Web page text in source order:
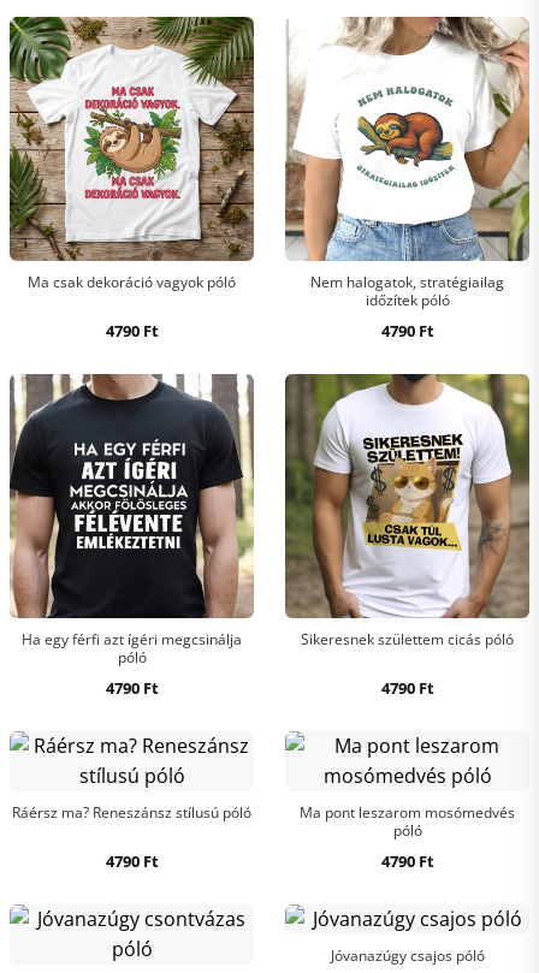
Ma csak dekoráció vagyok póló
4790 Ft
Nem halogatok, stratégiailag
időzítek póló
4790 Ft
Ha egy férfi azt ígéri megcsinálja
póló
4790 Ft
Sikeresnek születtem cicás póló
4790 Ft
Ráérsz ma? Reneszánsz stílusú póló
4790 Ft
Ma pont leszarom mosómedvés
póló
4790 Ft
Jóvanazúgy csajos póló